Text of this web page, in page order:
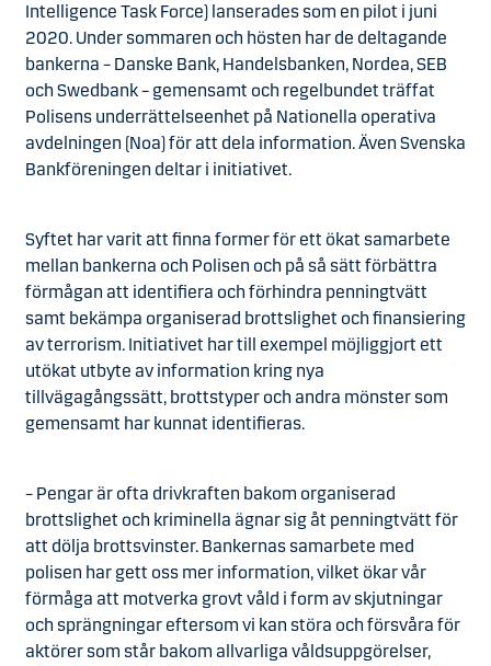
Intelligence Task Force) lanserades som en pilot i juni
2020. Under sommaren och hösten har de deltagande
bankerna – Danske Bank, Handelsbanken, Nordea, SEB
och Swedbank – gemensamt och regelbundet träffat
Polisens underrättelseenhet på Nationella operativa
avdelningen (Noa) för att dela information. Även Svenska
Bankföreningen deltar i initiativet.
Syftet har varit att finna former för ett ökat samarbete
mellan bankerna och Polisen och på så sätt förbättra
förmågan att identifiera och förhindra penningtvätt
samt bekämpa organiserad brottslighet och finansiering
av terrorism. Initiativet har till exempel möjliggjort ett
utökat utbyte av information kring nya
tillvägagångssätt, brottstyper och andra mönster som
gemensamt har kunnat identifieras.
– Pengar är ofta drivkraften bakom organiserad
brottslighet och kriminella ägnar sig åt penningtvätt för
att dölja brottsvinster. Bankernas samarbete med
polisen har gett oss mer information, vilket ökar vår
förmåga att motverka grovt våld i form av skjutningar
och sprängningar eftersom vi kan störa och försvåra för
aktörer som står bakom allvarliga våldsuppgörelser,